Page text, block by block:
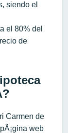
siendo el
el 80% del
de
Carmen de
web